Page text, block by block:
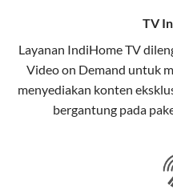
menggunakan kabel
pelanggan. Teknologi
keunggulan:
Kecepatan Tinggi
dibandingkan kabel
TV
Layanan IndiHome TV
Video on Demand untuk
menyediakan konten
bergantung pada